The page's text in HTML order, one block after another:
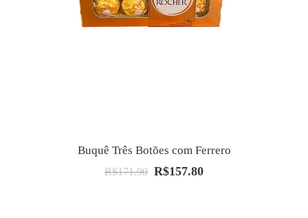
Buquê Três Botões com Ferrero
R$171.90 O
R$157.80O